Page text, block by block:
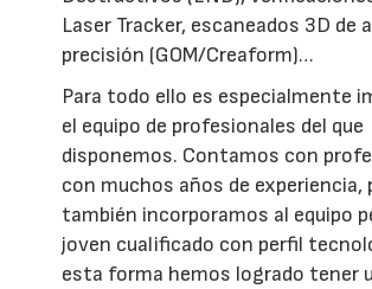
Laser Tracker, escaneados 3D de
precisión (GOM/Creaform)…
Para todo ello es especialmente
el equipo de profesionales del que
disponemos. Contamos con
con muchos años de experiencia,
también incorporamos al equipo
joven cualificado con perfil
esta forma hemos logrado tener